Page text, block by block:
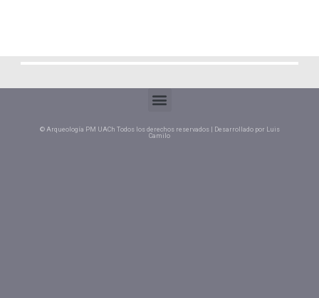
© Arqueología PM UACh Todos los derechos reservados | Desarrollado por Luis
Camilo